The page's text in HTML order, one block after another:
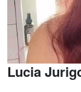
Lucia